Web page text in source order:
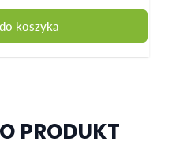
koszyka
PRODUKT